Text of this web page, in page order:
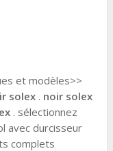
et modèles>>
solex. noir solex
. sélectionnez
avec durcisseur
complets